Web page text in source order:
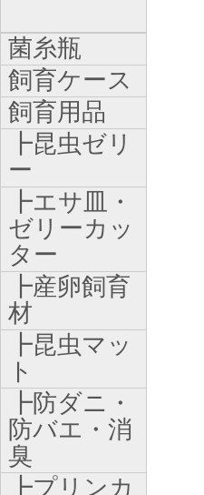
菌糸瓶
飼育ケース
飼育用品
┣昆虫ゼリ
ー
┣エサ皿・
ゼリーカッ
ター
┣産卵飼育
材
┣昆虫マッ
ト
┣防ダニ・
防バエ・消
臭
┣プリンカ